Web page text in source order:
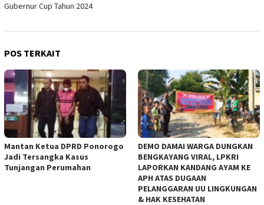
Gubernur Cup Tahun 2024
POS TERKAIT
Mantan Ketua DPRD Ponorogo
Jadi Tersangka Kasus
Tunjangan Perumahan
DEMO DAMAI WARGA DUNGKAN
BENGKAYANG VIRAL, LPKRI
LAPORKAN KANDANG AYAM KE
APH ATAS DUGAAN
PELANGGARAN UU LINGKUNGAN
& HAK KESEHATAN